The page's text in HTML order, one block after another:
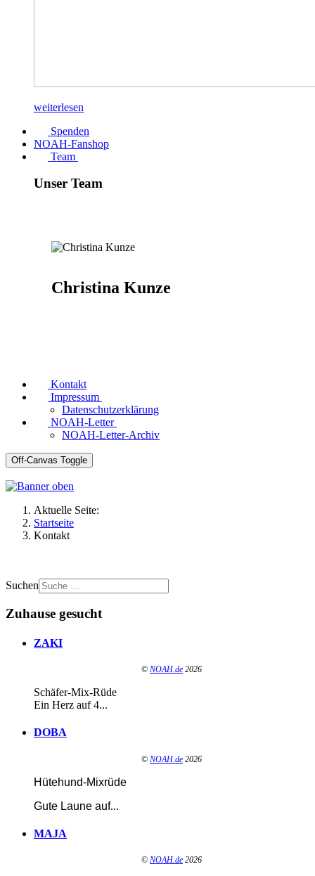
weiterlesen
Spenden
NOAH-Fanshop
Team
Unser Team
Christina Kunze
Kontakt
Impressum
Datenschutzerklärung
NOAH-Letter
NOAH-Letter-Archiv
Off-Canvas Toggle
Aktuelle Seite:
Startseite
Kontakt
Suchen
Zuhause gesucht
ZAKI
© NOAH.de 2026
Schäfer-Mix-Rüde
Ein Herz auf 4...
DOBA
© NOAH.de 2026
Hütehund-Mixrüde
Gute Laune auf...
MAJA
© NOAH.de 2026